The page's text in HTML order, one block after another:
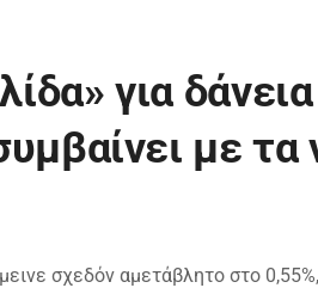
για δάνεια
με τα
σχεδόν αμετάβλητο στο